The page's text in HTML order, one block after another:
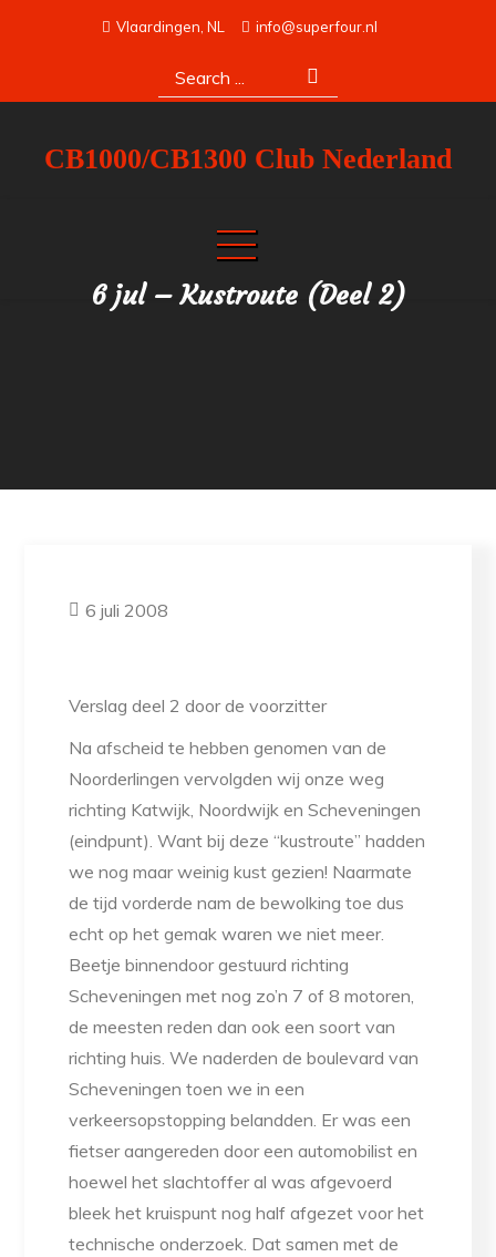
Vlaardingen, NL info@superfour.nl
Search
for:
CB1000/CB1300 Club Nederland
6 jul – Kustroute (Deel 2)
6 juli 2008
Verslag deel 2 door de voorzitter
Na afscheid te hebben genomen van de
Noorderlingen vervolgden wij onze weg
richting Katwijk, Noordwijk en Scheveningen
(eindpunt). Want bij deze “kustroute” hadden
we nog maar weinig kust gezien! Naarmate
de tijd vorderde nam de bewolking toe dus
echt op het gemak waren we niet meer.
Beetje binnendoor gestuurd richting
Scheveningen met nog zo’n 7 of 8 motoren,
de meesten reden dan ook een soort van
richting huis. We naderden de boulevard van
Scheveningen toen we in een
verkeersopstopping belandden. Er was een
fietser aangereden door een automobilist en
hoewel het slachtoffer al was afgevoerd
bleek het kruispunt nog half afgezet voor het
technische onderzoek. Dat samen met de